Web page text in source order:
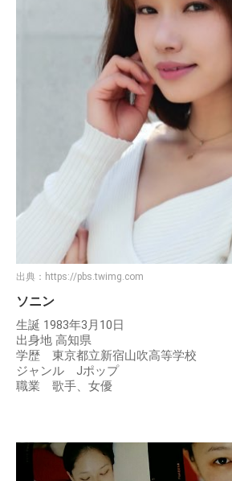
出典： https://pbs.twimg.com
ソニン
生誕 1983年3月10日
出身地 高知県
学歴 東京都立新宿山吹高等学校
ジャンル Jポップ
職業 歌手、女優